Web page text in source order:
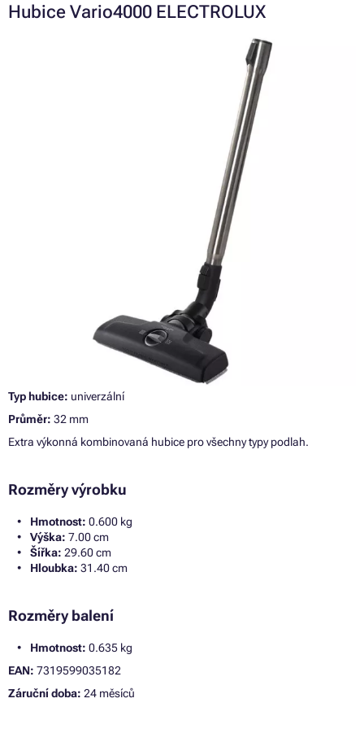
Hubice Vario4000 ELECTROLUX
Typ hubice: univerzální
Průměr: 32 mm
Extra výkonná kombinovaná hubice pro všechny typy podlah.
Rozměry výrobku
Hmotnost: 0.600 kg
Výška: 7.00 cm
Šířka: 29.60 cm
Hloubka: 31.40 cm
Rozměry balení
Hmotnost: 0.635 kg
EAN: 7319599035182
Záruční doba: 24 měsíců